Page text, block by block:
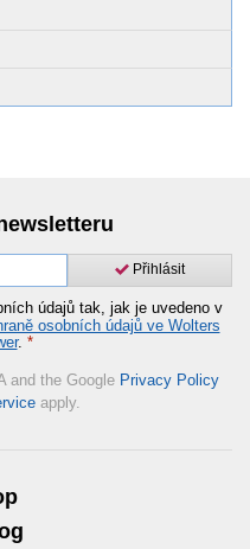
Přihlásit
údajů tak, jak je uvedeno v
osobních údajů ve Wolters
. *
and the Google Privacy Policy
apply.